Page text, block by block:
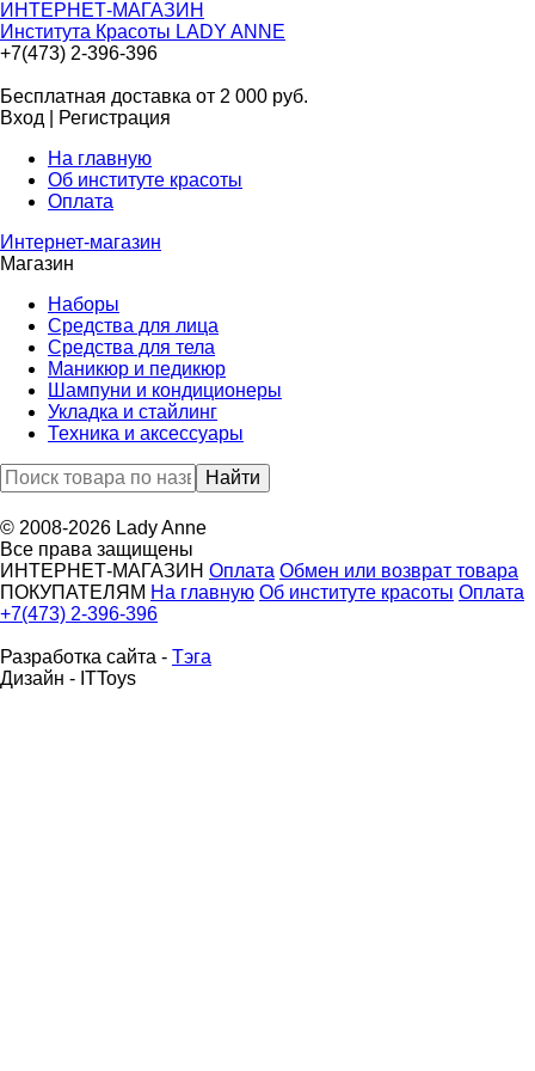
ИНТЕРНЕТ-МАГАЗИН
Института Красоты LADY ANNE
+7(473) 2-396-396
Бесплатная доставка от 2 000 руб.
Вход
Регистрация
На главную
Об институте красоты
Оплата
Интернет-магазин
Магазин
Наборы
Средства для лица
Средства для тела
Маникюр и педикюр
Шампуни и кондиционеры
Укладка и стайлинг
Техника и аксессуары
© 2008-2026 Lady Anne
Все права защищены
ИНТЕРНЕТ-МАГАЗИН Оплата Обмен или возврат товара
ПОКУПАТЕЛЯМ На главную Об институте красоты Оплата
+7(473) 2-396-396
Разработка сайта - Тэга
Дизайн - ITToys